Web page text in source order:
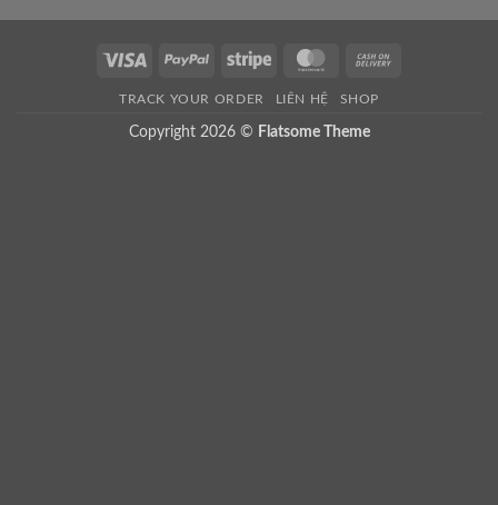
Visa PayPal Stripe MasterCard
TRACK YOUR ORDER LIÊN HỆ SHOP
Copyright 2026 © Flatsome Theme